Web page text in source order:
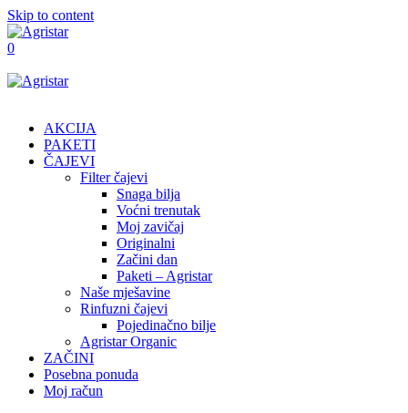
Skip to content
0
AKCIJA
PAKETI
ČAJEVI
Filter čajevi
Snaga bilja
Voćni trenutak
Moj zavičaj
Originalni
Začini dan
Paketi – Agristar
Naše mješavine
Rinfuzni čajevi
Pojedinačno bilje
Agristar Organic
ZAČINI
Posebna ponuda
Moj račun